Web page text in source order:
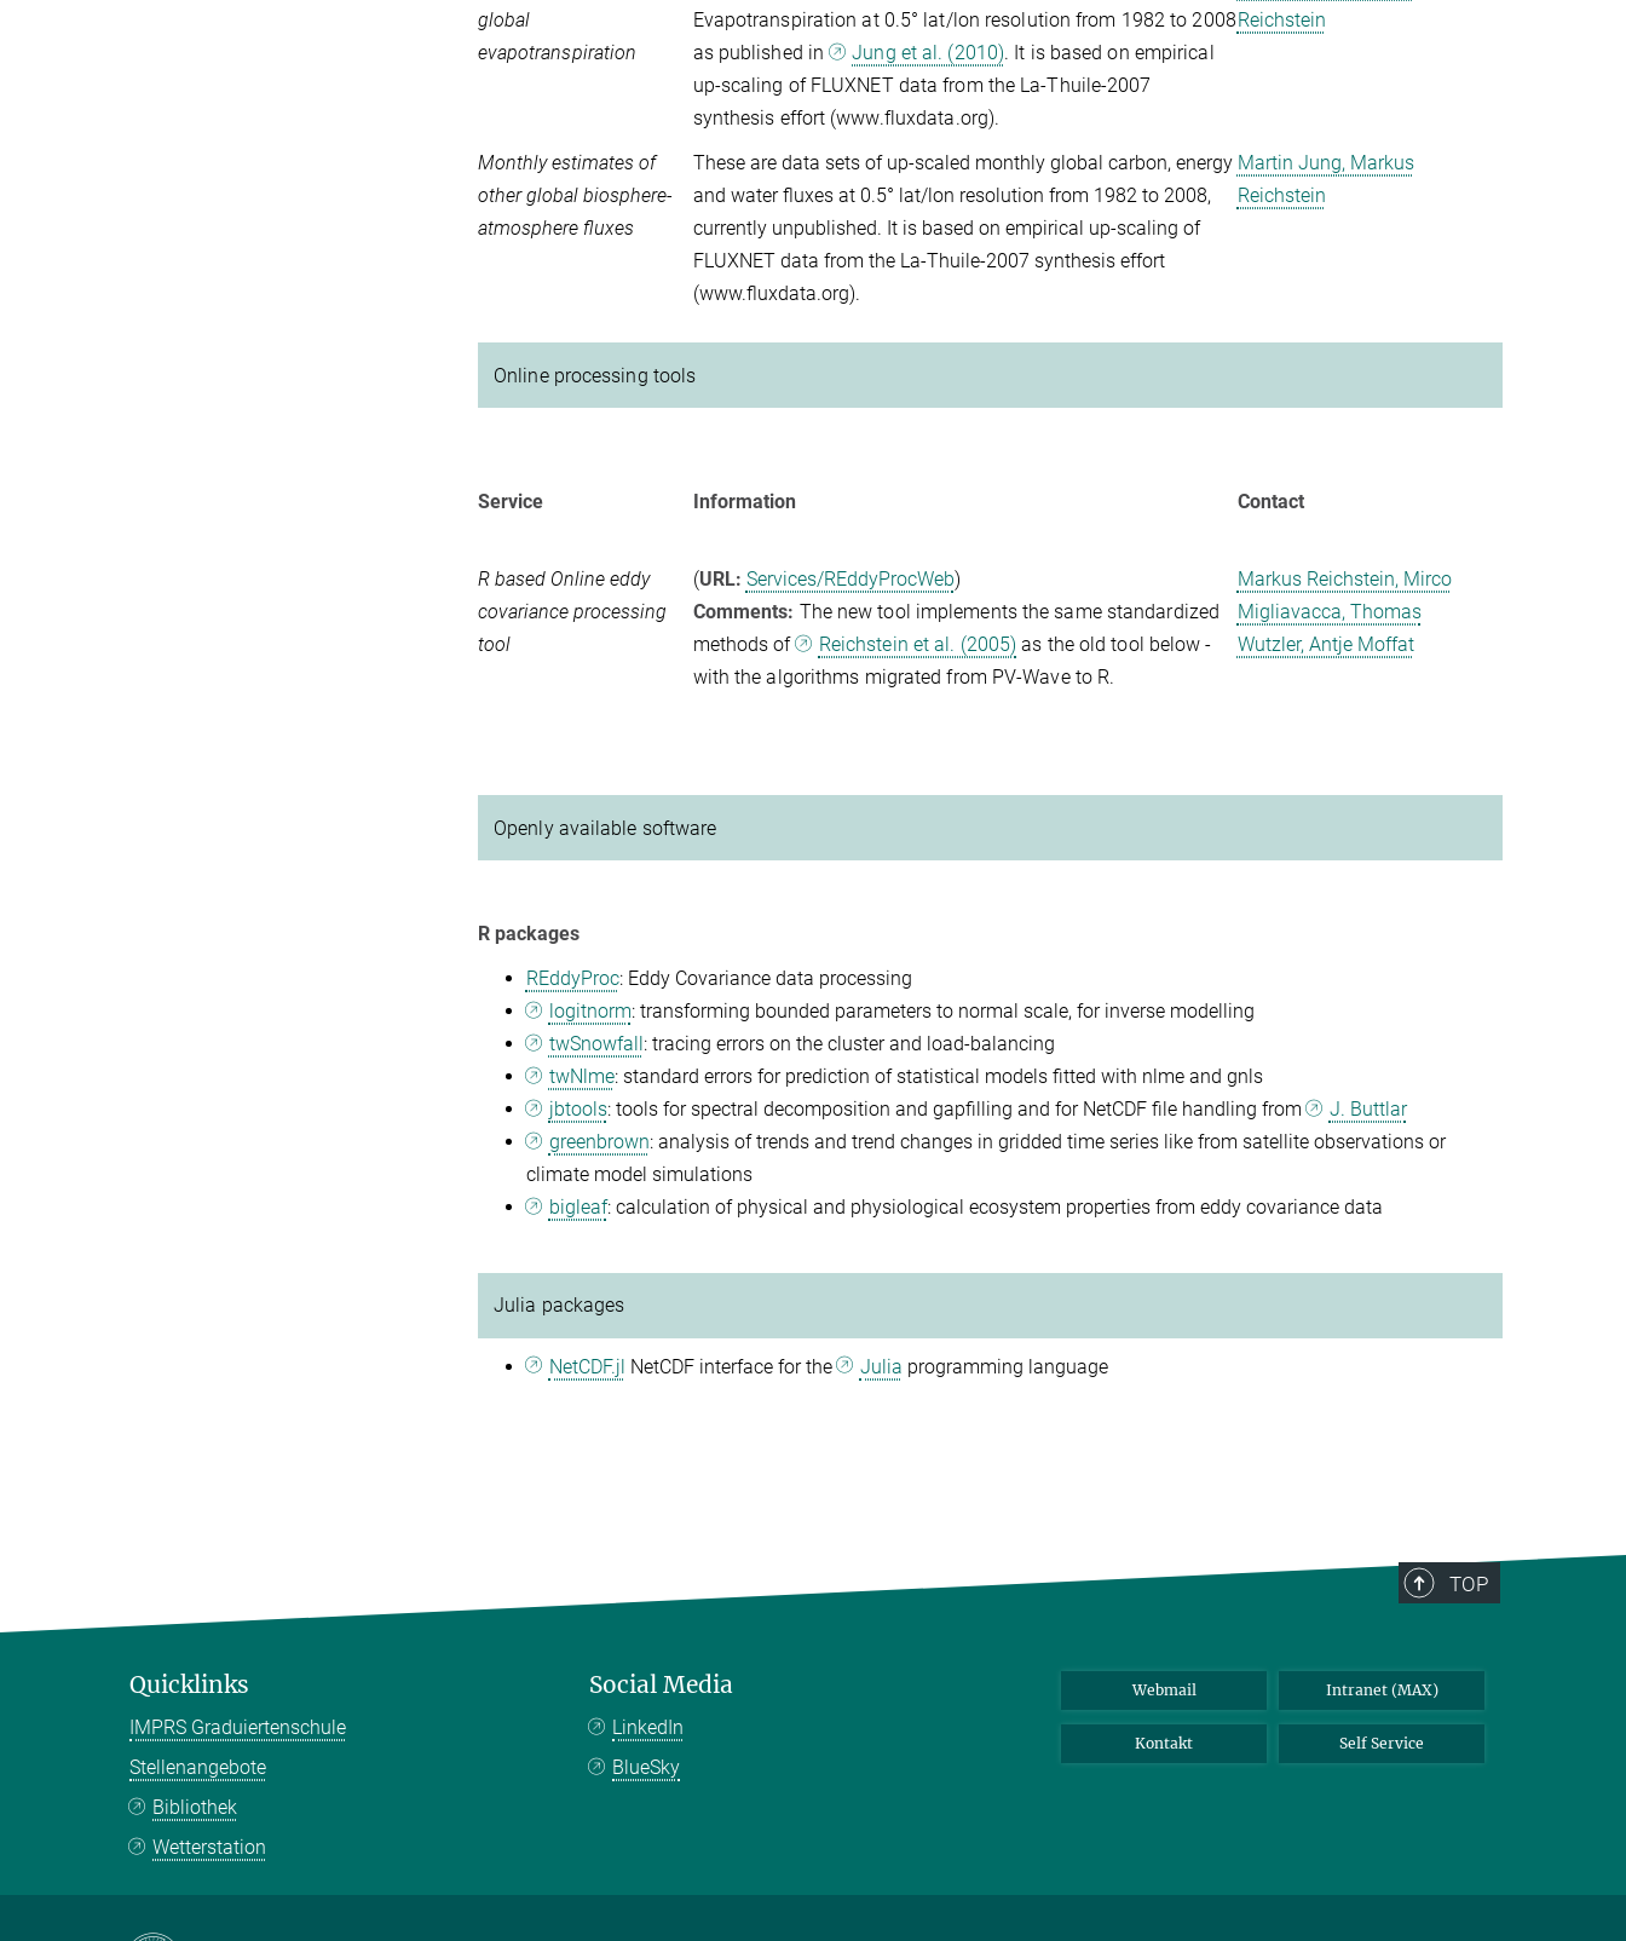
global
evapotranspiration
Evapotranspiration at 0.5° lat/lon resolution from 1982 to 2008
as published in
Jung et al. (2010). It is based on empirical
up-scaling of FLUXNET data from the La-Thuile-2007
synthesis effort (www.fluxdata.org).
Reichstein
Monthly estimates of
other global biosphere-
atmosphere fluxes
These are data sets of up-scaled monthly global carbon, energy
and water fluxes at 0.5° lat/lon resolution from 1982 to 2008,
currently unpublished. It is based on empirical up-scaling of
FLUXNET data from the La-Thuile-2007 synthesis effort
(www.fluxdata.org).
Martin Jung, Markus
Reichstein
Online processing tools
Service Information Contact
R based Online eddy
covariance processing
tool
(URL: Services/REddyProcWeb)
Comments: The new tool implements the same standardized
methods of
Reichstein et al. (2005) as the old tool below -
with the algorithms migrated from PV-Wave to R.
Markus Reichstein, Mirco
Migliavacca, Thomas
Wutzler, Antje Moffat
Openly available software
R packages
REddyProc: Eddy Covariance data processing
logitnorm: transforming bounded parameters to normal scale, for inverse modelling
twSnowfall: tracing errors on the cluster and load-balancing
twNlme: standard errors for prediction of statistical models fitted with nlme and gnls
jbtools: tools for spectral decomposition and gapfilling and for NetCDF file handling from
J. Buttlar
greenbrown: analysis of trends and trend changes in gridded time series like from satellite observations or
climate model simulations
bigleaf: calculation of physical and physiological ecosystem properties from eddy covariance data
Julia packages
NetCDF.jl NetCDF interface for the Julia programming language
TOP
Quicklinks
IMPRS Graduiertenschule
Stellenangebote
Bibliothek
Wetterstation
Social Media
LinkedIn
BlueSky
Webmail Intranet (MAX)
Kontakt Self Service